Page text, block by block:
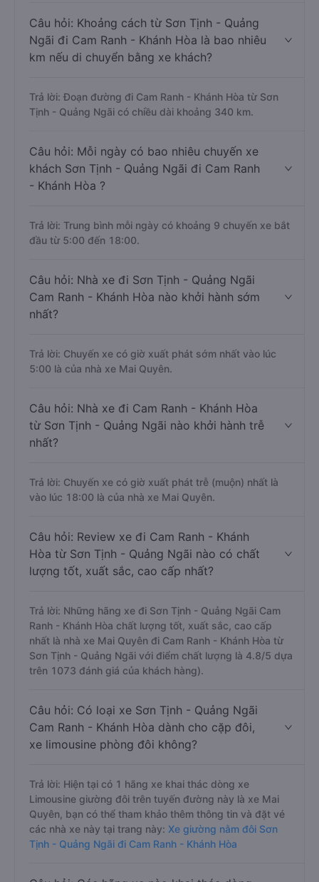
Câu hỏi: Khoảng cách từ Sơn Tịnh - Quảng
Ngãi đi Cam Ranh - Khánh Hòa là bao nhiêu
km nếu di chuyển bằng xe khách?
Trả lời: Đoạn đường đi Cam Ranh - Khánh Hòa từ Sơn
Tịnh - Quảng Ngãi có chiều dài khoảng 340 km.
Câu hỏi: Mỗi ngày có bao nhiêu chuyến xe
khách Sơn Tịnh - Quảng Ngãi đi Cam Ranh
- Khánh Hòa ?
Trả lời: Trung bình mỗi ngày có khoảng 9 chuyến xe bắt
đầu từ 5:00 đến 18:00.
Câu hỏi: Nhà xe đi Sơn Tịnh - Quảng Ngãi
Cam Ranh - Khánh Hòa nào khởi hành sớm
nhất?
Trả lời: Chuyến xe có giờ xuất phát sớm nhất vào lúc
5:00 là của nhà xe Mai Quyên.
Câu hỏi: Nhà xe đi Cam Ranh - Khánh Hòa
từ Sơn Tịnh - Quảng Ngãi nào khởi hành trễ
nhất?
Trả lời: Chuyến xe có giờ xuất phát trễ (muộn) nhất là
vào lúc 18:00 là của nhà xe Mai Quyên.
Câu hỏi: Review xe đi Cam Ranh - Khánh
Hòa từ Sơn Tịnh - Quảng Ngãi nào có chất
lượng tốt, xuất sắc, cao cấp nhất?
Trả lời: Những hãng xe đi Sơn Tịnh - Quảng Ngãi Cam
Ranh - Khánh Hòa chất lượng tốt, xuất sắc, cao cấp
nhất là nhà xe Mai Quyên đi Cam Ranh - Khánh Hòa từ
Sơn Tịnh - Quảng Ngãi với điểm chất lượng là 4.8/5 dựa
trên 1073 đánh giá của khách hàng).
Câu hỏi: Có loại xe Sơn Tịnh - Quảng Ngãi
Cam Ranh - Khánh Hòa dành cho cặp đôi,
xe limousine phòng đôi không?
Trả lời: Hiện tại có 1 hãng xe khai thác dòng xe
Limousine giường đôi trên tuyến đường này là xe Mai
Quyên, bạn có thể tham khảo thêm thông tin và đặt vé
các nhà xe này tại trang này: Xe giường nằm đôi Sơn
Tịnh - Quảng Ngãi đi Cam Ranh - Khánh Hòa